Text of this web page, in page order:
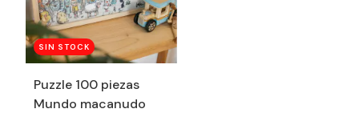
SIN STOCK
Puzzle 100 piezas
Mundo macanudo